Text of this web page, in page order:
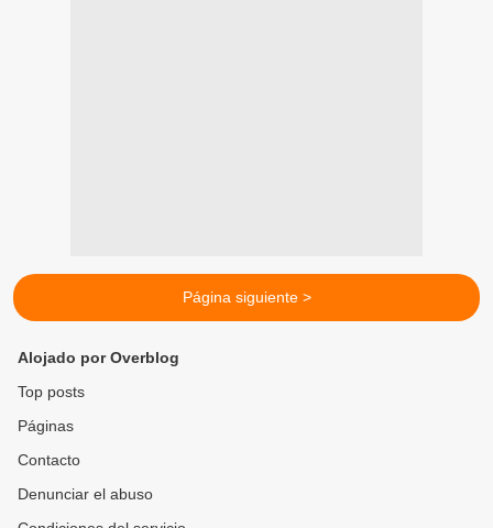
Página siguiente >
Alojado por Overblog
Top posts
Páginas
Contacto
Denunciar el abuso